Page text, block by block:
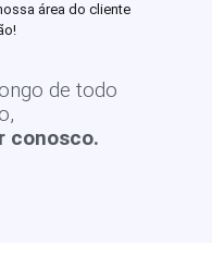
área do cliente
de todo
conosco.